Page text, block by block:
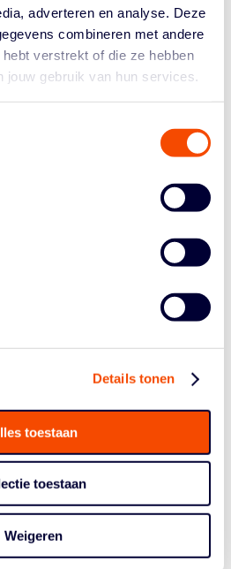
adverteren en analyse. Deze
combineren met andere
verstrekt of die ze hebben
jouw gebruik van hun services.
Details tonen
toestaan
toestaan
Weigeren
wedstrijdvloer gooien
van de wedstrijd door
schade en een eventuele boete
Basketball Bond zal
daders.
blijven
door de kinderen zal
dat een eventuele ontruiming
op aanwijzing van en eventueel
van de Nederlandse
Deze, en andere,
alle bezoekers te worden
beeld- en/of
van radio, televisie,
in welke vorm dan